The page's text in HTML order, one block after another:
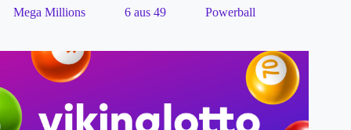
Mega Millions 6 aus 49 Powerball